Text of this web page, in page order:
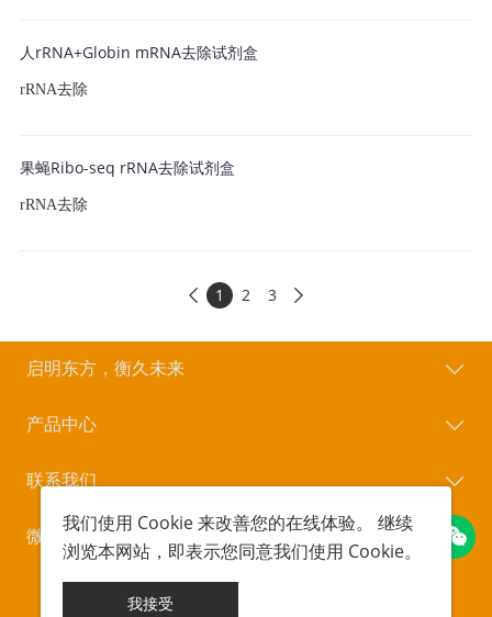
人rRNA+Globin mRNA去除试剂盒
rRNA去除
果蝇Ribo-seq rRNA去除试剂盒
rRNA去除
 1 2 3 
启明东方，衡久未来
产品中心
联系我们
微信公众号
Copyright © 北京启衡星生物科技有限公司
我们使用 Cookie来改善您的在线体验。 继续
浏览本网站，即表示您同意我们使用 Cookie。